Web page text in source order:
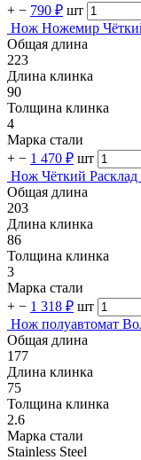
+ − 790 ₽ шт
Нож Ножемир
Общая длина
223
Длина клинка
90
Толщина клинка
4
Марка стали
+ − 1 470 ₽ шт
Нож Чёткий Расклад
Общая длина
203
Длина клинка
86
Толщина клинка
3
Марка стали
+ − 1 318 ₽ шт
Нож полуавтомат
Общая длина
177
Длина клинка
75
Толщина клинка
2.6
Марка стали
Stainless Steel